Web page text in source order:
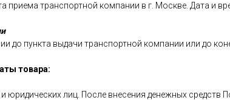
приема транспортной компании в г. Москве. Дата и
до пункта выдачи транспортной компании или до
товара:
юридических лиц. После внесения денежных